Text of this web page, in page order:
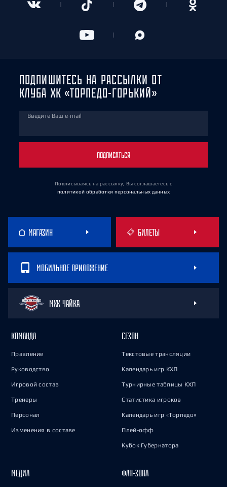
ПОДПИШИТЕСЬ НА РАССЫЛКИ ОТ
КЛУБА ХК «ТОРПЕДО-ГОРЬКИЙ»
Введите Ваш e-mail
ПОДПИСАТЬСЯ
Подписываясь на рассылку, Вы соглашаетесь с
политикой обработки персональных данных
МАГАЗИН БИЛЕТЫ
МОБИЛЬНОЕ ПРИЛОЖЕНИЕ
МХК ЧАЙКА
КОМАНДА
Правление
Руководство
Игровой состав
Тренеры
Персонал
Изменения в составе
СЕЗОН
Текстовые трансляции
Календарь игр КХЛ
Турнирные таблицы КХЛ
Статистика игроков
Календарь игр «Торпедо»
Плей-офф
Кубок Губернатора
МЕДИА ФАН-ЗОНА